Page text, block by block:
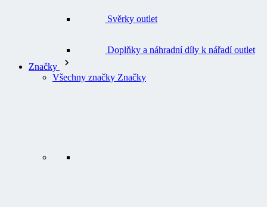
Všechny značky Značky